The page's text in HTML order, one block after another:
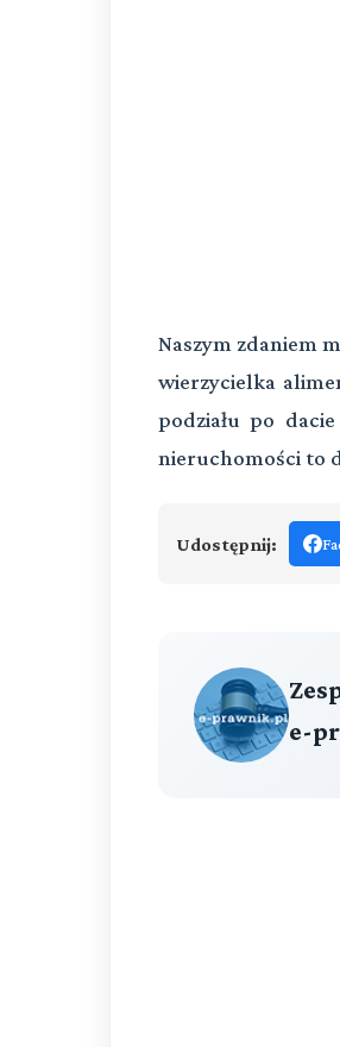
Naszym zdaniem
wierzycielka
podziału po
nieruchomości to
Udostępnij:
e-